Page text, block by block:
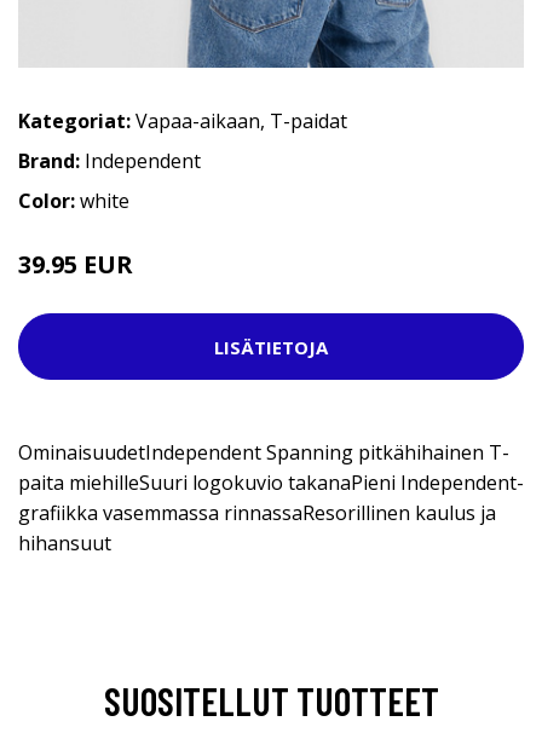
Kategoriat:Vapaa-aikaan, T-paidat
Brand: Independent
Color:white
39.95 EUR
LISÄTIETOJA
OminaisuudetIndependent Spanning pitkähihainen T-
paita miehilleSuuri logokuvio takanaPieni Independent-
grafiikka vasemmassa rinnassaResorillinen kaulus ja
hihansuut
SUOSITELLUT TUOTTEET